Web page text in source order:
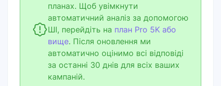
планах. Щоб увімкнути
автоматичний аналіз за допомогою
ШІ, перейдіть на план Pro 5K або
вище. Після оновлення ми
автоматично оцінимо всі відповіді
за останні 30 днів для всіх ваших
кампаній.